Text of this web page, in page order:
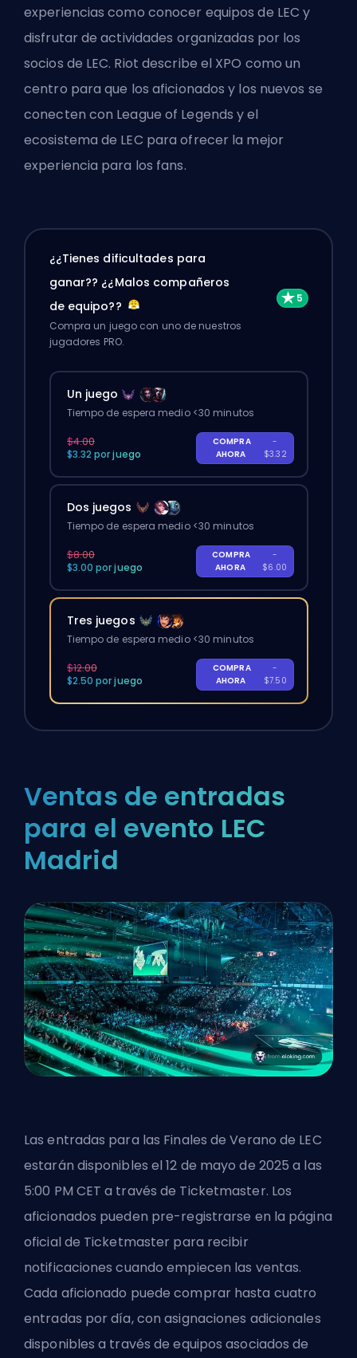
experiencias como conocer equipos de LEC y
disfrutar de actividades organizadas por los
socios de LEC. Riot describe el XPO como un
centro para que los aficionados y los nuevos se
conecten con League of Legends y el
ecosistema de LEC para ofrecer la mejor
experiencia para los fans.
¿¿Tienes dificultades para
ganar?? ¿¿Malos compañeros
de equipo??
Compra un juego con uno de nuestros
jugadores PRO.
Un juego
Tiempo de espera medio <30 minutos
$4.00
$3.32 por juego
COMPRA
AHORA
-
$3.32
Dos juegos
Tiempo de espera medio <30 minutos
$8.00
$3.00 por juego
COMPRA
AHORA
-
$6.00
Tres juegos
Tiempo de espera medio <30 minutos
$12.00
$2.50 por juego
COMPRA
AHORA
-
$7.50
Ventas de entradas
para el evento LEC
Madrid
Las entradas para las Finales de Verano de LEC
estarán disponibles el 12 de mayo de 2025 a las
5:00 PM CET a través de Ticketmaster. Los
aficionados pueden pre-registrarse en la página
oficial de Ticketmaster para recibir
notificaciones cuando empiecen las ventas.
Cada aficionado puede comprar hasta cuatro
entradas por día, con asignaciones adicionales
disponibles a través de equipos asociados de